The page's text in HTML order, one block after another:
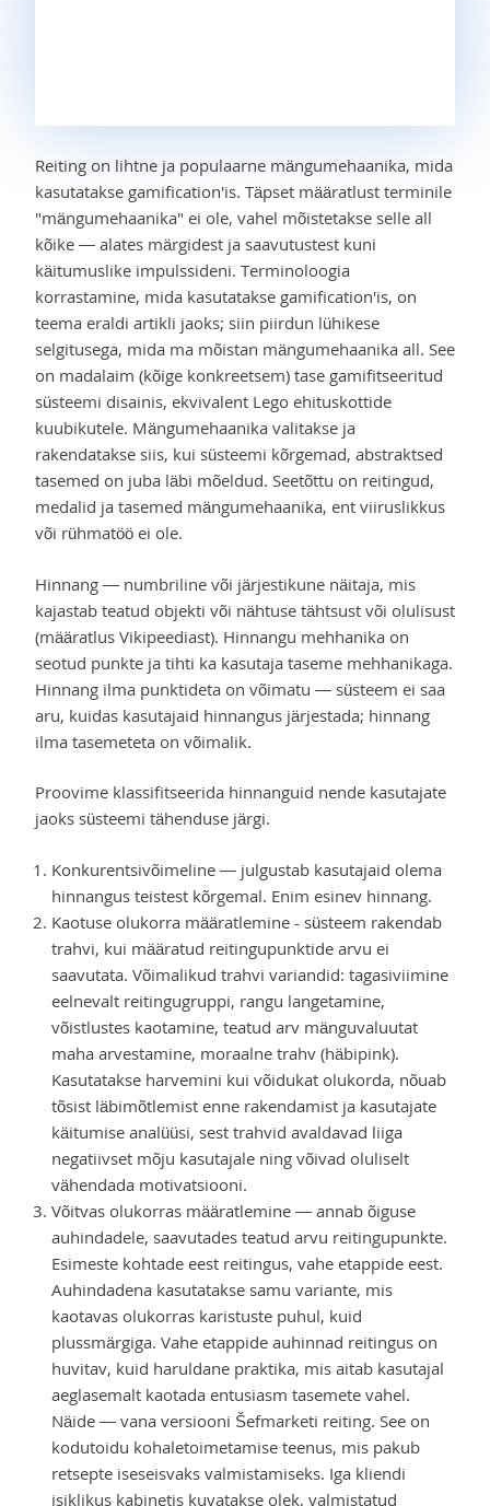
Reiting on lihtne ja populaarne mängumehaanika, mida
kasutatakse gamification'is. Täpset määratlust terminile
"mängumehaanika" ei ole, vahel mõistetakse selle all
kõike — alates märgidest ja saavutustest kuni
käitumuslike impulssideni. Terminoloogia
korrastamine, mida kasutatakse gamification'is, on
teema eraldi artikli jaoks; siin piirdun lühikese
selgitusega, mida ma mõistan mängumehaanika all. See
on madalaim (kõige konkreetsem) tase gamifitseeritud
süsteemi disainis, ekvivalent Lego ehituskottide
kuubikutele. Mängumehaanika valitakse ja
rakendatakse siis, kui süsteemi kõrgemad, abstraktsed
tasemed on juba läbi mõeldud. Seetõttu on reitingud,
medalid ja tasemed mängumehaanika, ent viiruslikkus
või rühmatöö ei ole.
Hinnang — numbriline või järjestikune näitaja, mis
kajastab teatud objekti või nähtuse tähtsust või olulisust
(määratlus Vikipeediast). Hinnangu mehhanika on
seotud punkte ja tihti ka kasutaja taseme mehhanikaga.
Hinnang ilma punktideta on võimatu — süsteem ei saa
aru, kuidas kasutajaid hinnangus järjestada; hinnang
ilma tasemeteta on võimalik.
Proovime klassifitseerida hinnanguid nende kasutajate
jaoks süsteemi tähenduse järgi.
Konkurentsivõimeline — julgustab kasutajaid olema
hinnangus teistest kõrgemal. Enim esinev hinnang.
Kaotuse olukorra määratlemine - süsteem rakendab
trahvi, kui määratud reitingupunktide arvu ei
saavutata. Võimalikud trahvi variandid: tagasiviimine
eelnevalt reitingugruppi, rangu langetamine,
võistlustes kaotamine, teatud arv mänguvaluutat
maha arvestamine, moraalne trahv (häbipink).
Kasutatakse harvemini kui võidukat olukorda, nõuab
tõsist läbimõtlemist enne rakendamist ja kasutajate
käitumise analüüsi, sest trahvid avaldavad liiga
negatiivset mõju kasutajale ning võivad oluliselt
vähendada motivatsiooni.
Võitvas olukorras määratlemine — annab õiguse
auhindadele, saavutades teatud arvu reitingupunkte.
Esimeste kohtade eest reitingus, vahe etappide eest.
Auhindadena kasutatakse samu variante, mis
kaotavas olukorras karistuste puhul, kuid
plussmärgiga. Vahe etappide auhinnad reitingus on
huvitav, kuid haruldane praktika, mis aitab kasutajal
aeglasemalt kaotada entusiasm tasemete vahel.
Näide — vana versiooni Šefmarketi reiting. See on
kodutoidu kohaletoimetamise teenus, mis pakub
retsepte iseseisvaks valmistamiseks. Iga kliendi
isiklikus kabinetis kuvatakse olek, valmistatud